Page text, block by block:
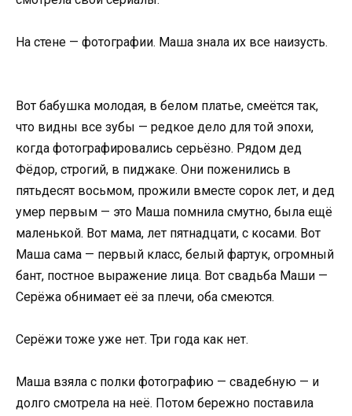
На стене — фотографии. Маша знала их все наизусть.
Вот бабушка молодая, в белом платье, смеётся так,
что видны все зубы — редкое дело для той эпохи,
когда фотографировались серьёзно. Рядом дед
Фёдор, строгий, в пиджаке. Они поженились в
пятьдесят восьмом, прожили вместе сорок лет, и дед
умер первым — это Маша помнила смутно, была ещё
маленькой. Вот мама, лет пятнадцати, с косами. Вот
Маша сама — первый класс, белый фартук, огромный
бант, постное выражение лица. Вот свадьба Маши —
Серёжа обнимает её за плечи, оба смеются.
Серёжи тоже уже нет. Три года как нет.
Маша взяла с полки фотографию — свадебную — и
долго смотрела на неё. Потом бережно поставила